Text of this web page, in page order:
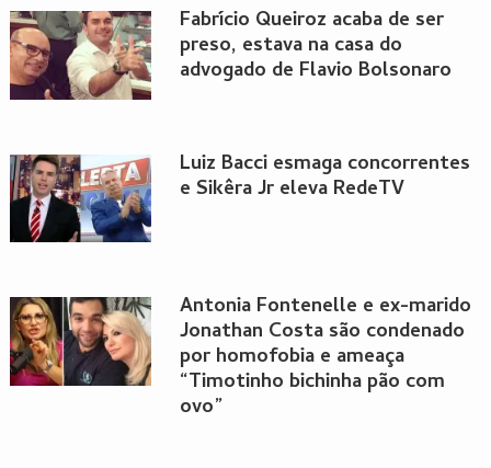
Fabrício Queiroz acaba de ser
preso, estava na casa do
advogado de Flavio Bolsonaro
Luiz Bacci esmaga concorrentes
e Sikêra Jr eleva RedeTV
Antonia Fontenelle e ex-marido
Jonathan Costa são condenado
por homofobia e ameaça
“Timotinho bichinha pão com
ovo”